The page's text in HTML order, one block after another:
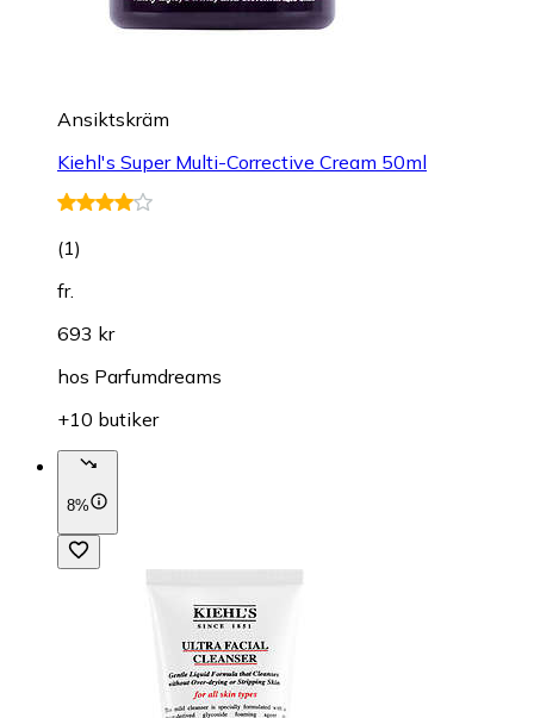
Ansiktskräm
Kiehl's Super Multi-Corrective Cream 50ml
(1)
fr.
693 kr
hos Parfumdreams
+10 butiker
8%